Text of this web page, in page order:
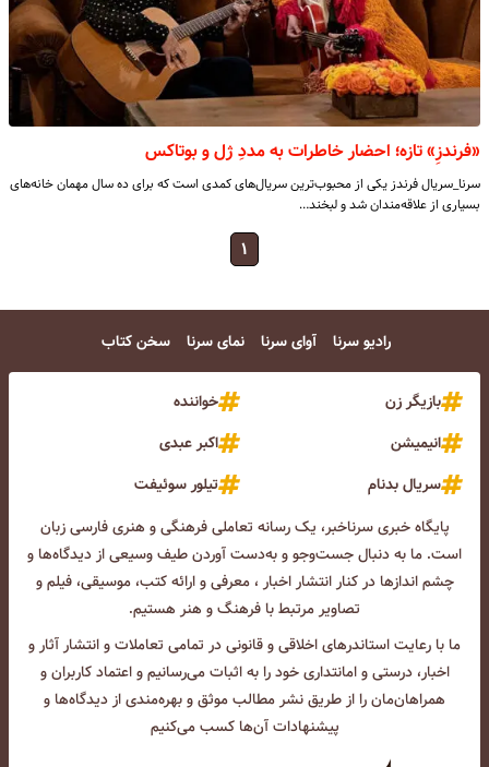
«فرندزِ» تازه؛ احضار خاطرات به مددِ ژل و بوتاکس
سرنا_سریال فرندز یکی از محبوب‌ترین سریال‌های کمدی است که برای ده سال مهمان خانه‌های
بسیاری از علاقه‌مندان شد و لبخند…
۱
رادیو سرنا آوای سرنا نمای سرنا سخن کتاب
بازیگر زن
خواننده
انیمیشن
اکبر عبدی
سریال بدنام
تیلور سوئیفت
پایگاه خبری سرناخبر، یک رسانه تعاملی فرهنگی و هنری فارسی زبان
است. ما به دنبال جست‌و‌جو و به‌دست آوردن طیف وسیعی از دیدگاه‌ها و
چشم انداز‌ها در کنار انتشار اخبار ، معرفی و ارائه کتب، موسیقی، فیلم و
تصاویر مرتبط با فرهنگ و هنر هستیم.
ما با رعایت استاندرهای اخلاقی و قانونی در تمامی تعاملات و انتشار آثار و
اخبار، درستی و امانتداری خود را به اثبات می‌رسانیم و اعتماد کاربران و
همراهان‌مان را از طریق نشر مطالب موثق و بهره‌مندی از دیدگاه‌ها و
پیشنهادات آن‌ها کسب می‌کنیم